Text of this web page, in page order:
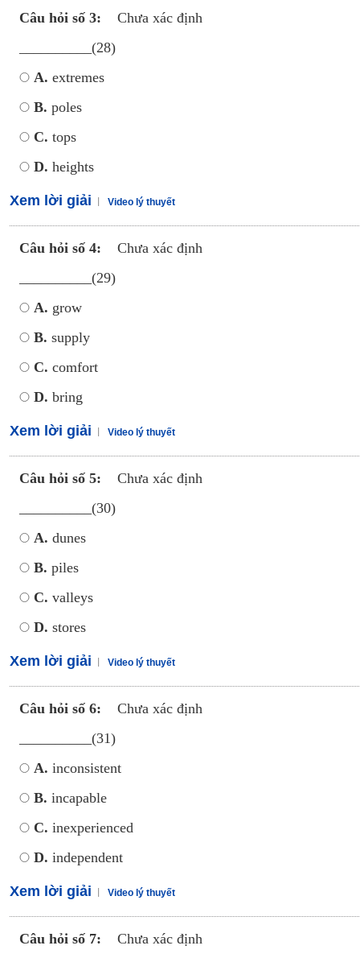
Câu hỏi số 3:
Chưa xác định
__________(28)
A. extremes
B. poles
C. tops
D. heights
Xem lời giải Video lý thuyết
Câu hỏi số 4:
Chưa xác định
__________(29)
A. grow
B. supply
C. comfort
D. bring
Xem lời giải Video lý thuyết
Câu hỏi số 5:
Chưa xác định
__________(30)
A. dunes
B. piles
C. valleys
D. stores
Xem lời giải Video lý thuyết
Câu hỏi số 6:
Chưa xác định
__________(31)
A. inconsistent
B. incapable
C. inexperienced
D. independent
Xem lời giải Video lý thuyết
Câu hỏi số 7:
Chưa xác định